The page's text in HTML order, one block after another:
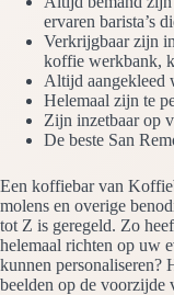
ervaren barista’s
Verkrijgbaar zijn
koffie werkbank,
Altijd aangekleed
Helemaal zijn te
Zijn inzetbaar op
De beste San
Een koffiebar van
molens en overige
tot Z is geregeld. Zo
helemaal richten op uw
kunnen personaliseren?
beelden op de voorzijde